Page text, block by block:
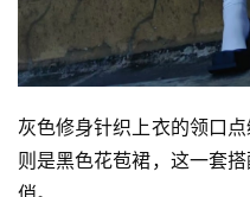
灰色修身针织上衣的领口
则是黑色花苞裙，这一套